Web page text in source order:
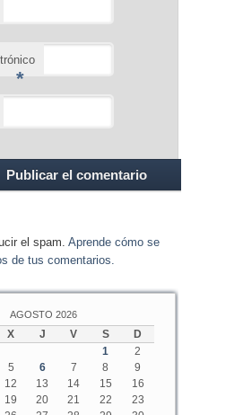
*
el spam. Aprende cómo se
de tus comentarios.
AGOSTO 2026
X J V S
D
1
2
5 6 7 8
9
12 13 14 15
16
19 20 21 22
23